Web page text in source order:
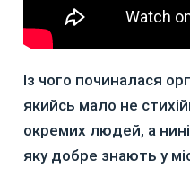
Із чого починалася
якийсь мало не
окремих людей, а
яку добре знають у